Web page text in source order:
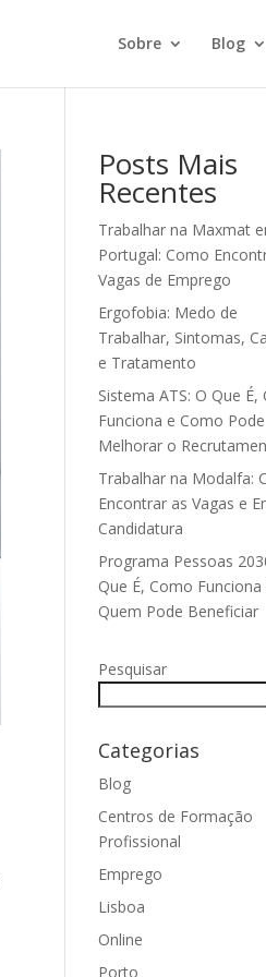
Sobre Blog
Posts Mais
Recentes
Trabalhar na Maxmat
Portugal: Como
Vagas de Emprego
Ergofobia: Medo de
Trabalhar, Sintomas,
e Tratamento
Sistema ATS: O Que É,
Funciona e Como Pode
Melhorar o
Trabalhar na Modalfa:
Encontrar as Vagas e
Candidatura
Programa Pessoas
Que É, Como Funciona
Quem Pode Beneficiar
Pesquisar
Categorias
Blog
Centros de Formação
Profissional
Emprego
Lisboa
Online
Porto